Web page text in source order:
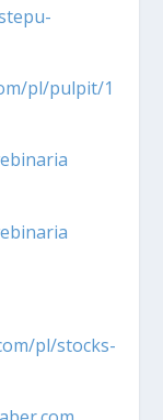
pl/pulpit/1
pl/stocks-